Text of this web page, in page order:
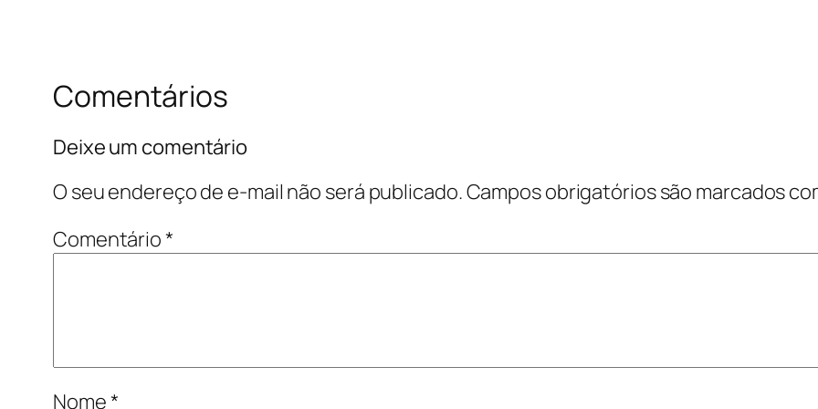
Comentários
Deixe um comentário
O seu endereço de e-mail não será publicado.Campos obrigatórios são marcados
Comentário*
Nome*